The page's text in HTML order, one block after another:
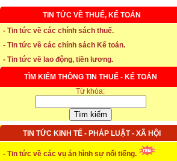
TIN TỨC VỀ THUẾ, KẾ TOÁN
- Tin tức về các chính sách thuế.
- Tin tức về các chính sách Kế toán.
- Tin tức về lao động, tiền lương.
TÌM KIẾM THÔNG TIN THUẾ - KẾ TOÁN
Từ khóa:
TIN TỨC KINH TẾ - PHÁP LUẬT - XÃ HỘI
- Tin tức về các vụ án hình sự nổi tiếng.
* Thời hạn đăng ký bảo hiểm thất nghiệp
* Thời hiệu xử phạt trong xây dựng
* NHẬN SINH VIÊN THỰC TẬP
...xem chi tiết
* ĐÀO TẠO KẾ TOÁN THỰC HÀNH